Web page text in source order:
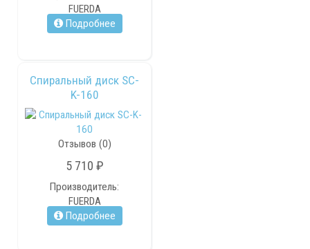
FUERDA
Подробнее
Спиральный диск SC-
K-160
Отзывов (0)
5 710 ₽
Производитель:
FUERDA
Подробнее